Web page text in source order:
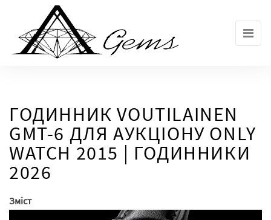
ГОДИННИК VOUTILAINEN
GMT-6 ДЛЯ АУКЦІОНУ ONLY
WATCH 2015 | ГОДИННИКИ
2026
Зміст